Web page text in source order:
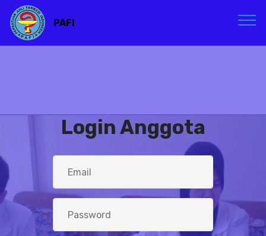
PAFI
Login Anggota